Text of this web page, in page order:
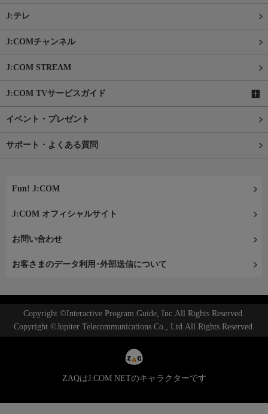
J:テレ
J:COMチャンネル
J:COM STREAM
J:COM TVサービスガイド
イベント・プレゼント
サポート・よくある質問
Fun! J:COM
J:COM オフィシャルサイト
お問い合わせ
お客さまのデータ利用･外部送信について
Copyright ©Interactive Program Guide, Inc.All Rights Reserved.
Copyright ©Jupiter Telecommunications Co., Ltd.All Rights Reserved.
ZAQはJ:COM NETのキャラクターです